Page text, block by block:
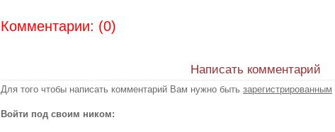
Комментарии: (0)
Написать комментарий
Для того чтобы написать комментарий Вам нужно быть зарегистрированным
Войти под своим ником: